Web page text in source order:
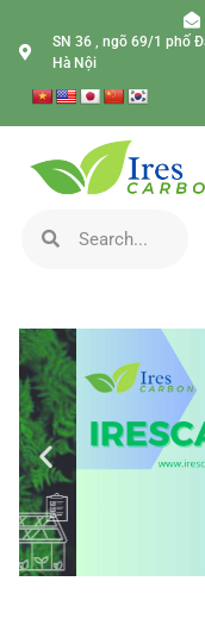
SN 36 , ngõ 69/1 phố
Hà Nội